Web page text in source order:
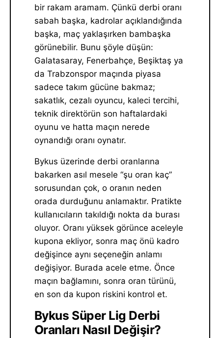
bir rakam aramam. Çünkü derbi oranı
sabah başka, kadrolar açıklandığında
başka, maç yaklaşırken bambaşka
görünebilir. Bunu şöyle düşün:
Galatasaray, Fenerbahçe, Beşiktaş ya
da Trabzonspor maçında piyasa
sadece takım gücüne bakmaz;
sakatlık, cezalı oyuncu, kaleci tercihi,
teknik direktörün son haftalardaki
oyunu ve hatta maçın nerede
oynandığı oranı oynatır.
Bykus üzerinde derbi oranlarına
bakarken asıl mesele “şu oran kaç”
sorusundan çok, o oranın neden
orada durduğunu anlamaktır. Pratikte
kullanıcıların takıldığı nokta da burası
oluyor. Oranı yüksek görünce aceleyle
kupona ekliyor, sonra maç önü kadro
değişince aynı seçeneğin anlamı
değişiyor. Burada acele etme. Önce
maçın bağlamını, sonra oran türünü,
en son da kupon riskini kontrol et.
Bykus Süper Lig Derbi
Oranları Nasıl Değişir?